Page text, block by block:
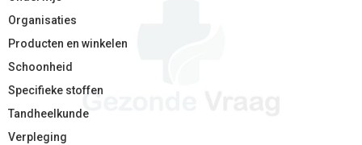
Organisaties
Producten en winkelen
Schoonheid
Specifieke stoffen
Tandheelkunde
Verpleging